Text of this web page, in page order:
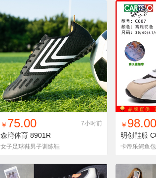
找同款 加入铺货单 收藏
￥ 75.00 7小时前
森湾体育 8901R
女子足球鞋男子训练鞋
找同款
￥ 98.00
明创鞋服